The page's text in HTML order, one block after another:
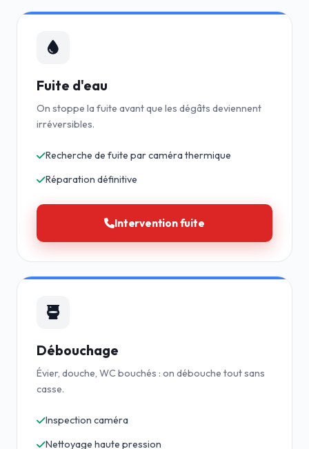
Fuite d'eau
On stoppe la fuite avant que les dégâts deviennent
irréversibles.
Recherche de fuite par caméra thermique
Réparation définitive
Intervention fuite
Débouchage
Évier, douche, WC bouchés : on débouche tout sans
casse.
Inspection caméra
Nettoyage haute pression